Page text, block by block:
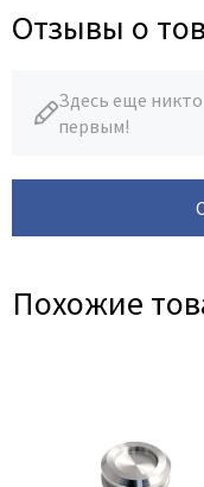
Отзывы о
Здесь еще
первым!
Похожие